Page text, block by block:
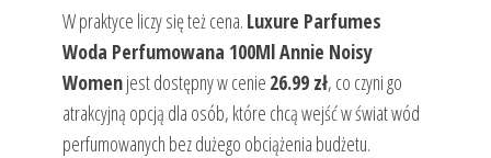
W praktyce liczy się też cena. Luxure Parfumes
Woda Perfumowana 100Ml Annie Noisy
Womenjest dostępny w cenie 26.99 zł, co czyni go
atrakcyjną opcją dla osób, które chcą wejść w świat wód
perfumowanych bez dużego obciążenia budżetu.